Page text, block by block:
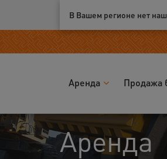
Ваш город:Москва
В Вашем регионе нет
Аренда Продажа
Аренда